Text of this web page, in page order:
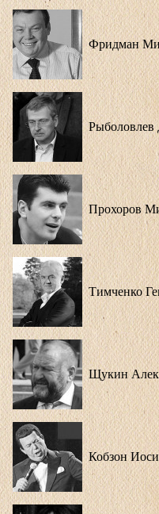
Фридман
Рыболовлев
Прохоров
Тимченко
Щукин
Кобзон